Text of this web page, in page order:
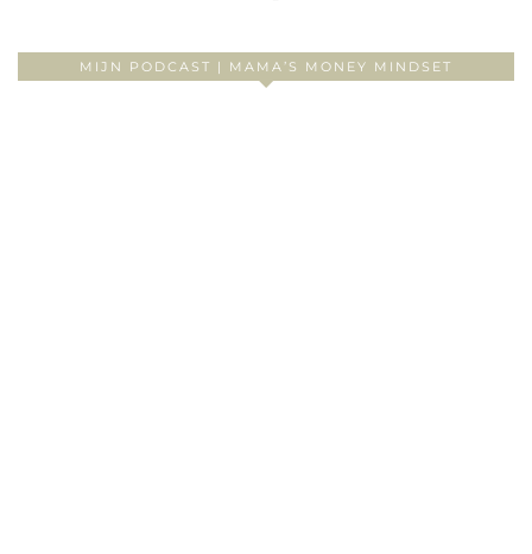
MIJN PODCAST | MAMA’S MONEY MINDSET